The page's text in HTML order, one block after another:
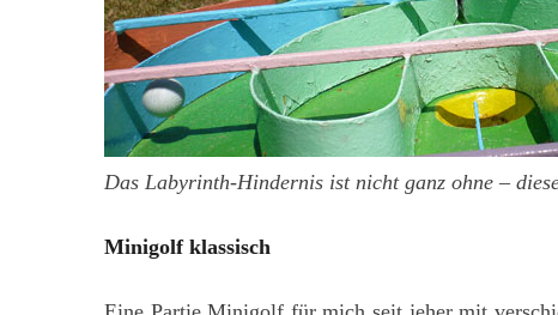
Das Labyrinth-Hindernis ist nicht ganz ohne –
Minigolf klassisch